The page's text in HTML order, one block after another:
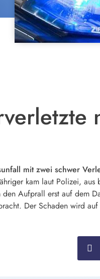
mit zwei schwer
kam laut Polizei,
Aufprall erst auf dem
Der Schaden wird